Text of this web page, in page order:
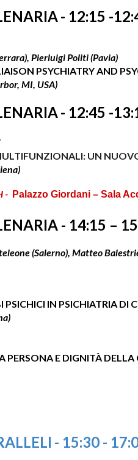
- 12:15 -12:
Pierluigi Politi (Pavia)
PSYCHIATRY AND
MI, USA)
- 12:45 -13:
UN
- Palazzo Giordani – Sala
- 14:15 –
(Salerno), Matteo
PSICHICI IN PSICHIATRIA
PERSONA E DIGNITÀ DELLA
- 15:30- 17: